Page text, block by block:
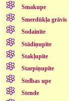
Smakupe
Smerdūkļa grāvis
Sodainīte
Stādiņupīte
Stakļupīte
Starpiņupīte
Stelbas upe
Stende